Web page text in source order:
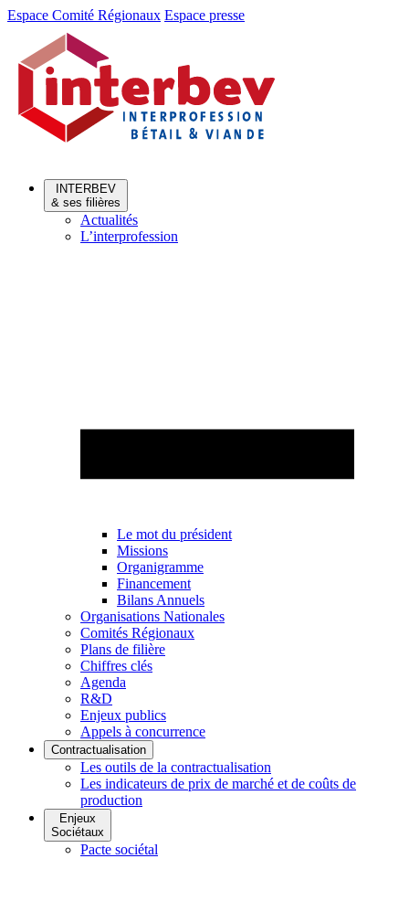
Aller
Aller
contenu
Espace Comité Régionaux Espace presse
INTERBEV
& ses filières
Actualités
L’interprofession
Le mot du président
Missions
Organigramme
Financement
Bilans Annuels
Organisations Nationales
Comités Régionaux
Plans de filière
Chiffres clés
Agenda
R&D
Enjeux publics
Appels à concurrence
Contractualisation
Les outils de la contractualisation
Les indicateurs de prix de marché et de coûts de
production
Enjeux
Sociétaux
Pacte sociétal